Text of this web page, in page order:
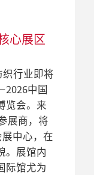
心展区
行业即将
中国
览会。来
展商，将
中心，在
。展馆内
际馆尤为